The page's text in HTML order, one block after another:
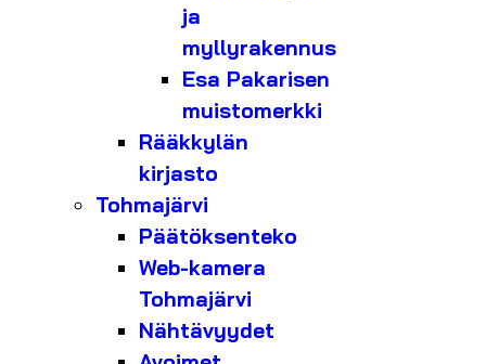
ja
myllyrakennus
Esa Pakarisen
muistomerkki
Rääkkylän
kirjasto
Tohmajärvi
Päätöksenteko
Web-kamera
Tohmajärvi
Nähtävyydet